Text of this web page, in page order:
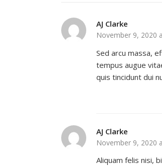
AJ Clarke
November 9, 2020
Sed arcu massa,
tempus augue
quis tincidunt dui
AJ Clarke
November 9, 2020
Aliquam felis nisi,